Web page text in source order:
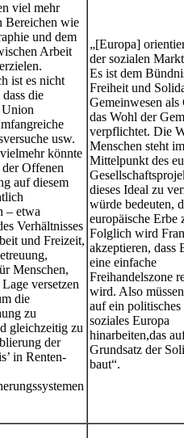
viel mehr
Bereichen wie
und dem
Arbeit
ist es nicht
dass die
Union
usw.
könnte
Offenen
auf diesem
– etwa
Verhältnisses
und Freizeit,
Menschen,
versetzen
die
zu
gleichzeitig zu
der
in Renten-
„[Europa]
der sozialen
Es ist dem
Freiheit und
Gemeinwesen als
das Wohl der
verpflichtet. Die
Menschen steht im
Mittelpunkt des
dieses Ideal zu
würde bedeuten,
europäische Erbe
Folglich wird
akzeptieren, dass
eine einfache
Freihandelszone
wird. Also
auf ein politisches
soziales Europa
hinarbeiten,das
Grundsatz der
baut“.